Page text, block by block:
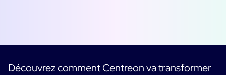
Découvrez comment Centreon va transformer